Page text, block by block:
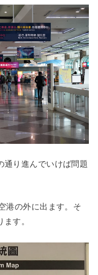
通り進んでいけば問題
港の外に出ます。そ
す。